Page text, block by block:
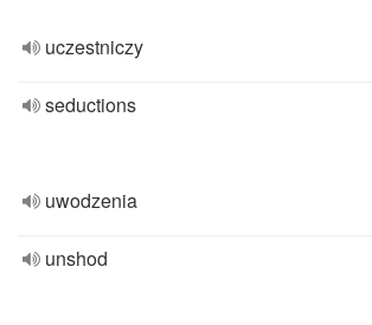
uczestniczy
seductions
uwodzenia
unshod